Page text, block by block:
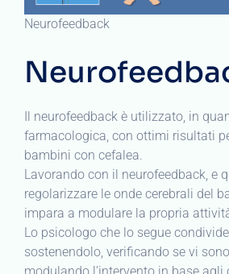
Neurofeedback
Il neurofeedback è utilizzato, in
farmacologica, con ottimi risultati
bambini con cefalea.
Lavorando con il neurofeedback, e
regolarizzare le onde cerebrali del
impara a modulare la propria
Lo psicologo che lo segue
sostenendolo, verificando se vi